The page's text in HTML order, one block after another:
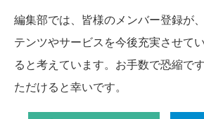
編集部では、皆様のメンバー登録が
テンツやサービスを今後充実させて
ると考えています。お手数で恐縮で
ただけると幸いです。